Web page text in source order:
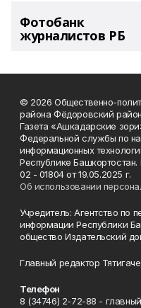
Фотобанк
журналистов РБ
© 2026 Общественно-
района Фёдоровский
Газета «Ашкадарские
Федеральной службы по
информационных
Республике
02 - 01804 от 19.05.2025 г.
Об использовании
Учредитель: Агентство по
информации Республики
общество Издательский
Главный редактор
Телефон
8 (34746) 2-72-88 -